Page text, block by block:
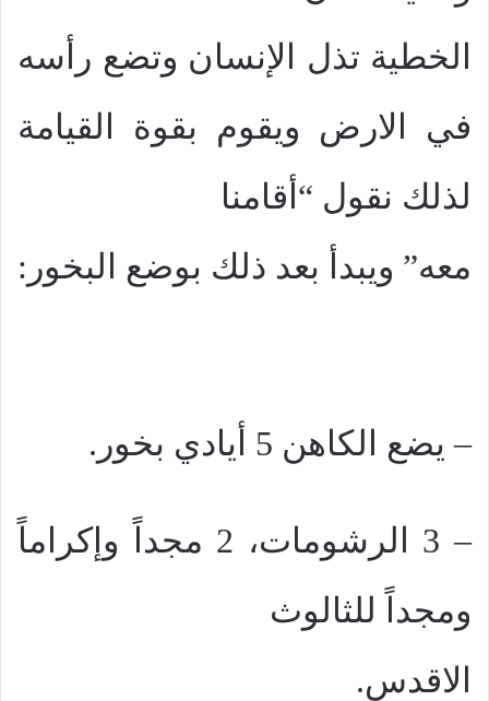
الخطية تذل الإنسان وتضع رأسه
في الارض ويقوم بقوة القيامة
لذلك نقول “أقامنا
معه” ويبدأ بعد ذلك بوضع البخور:
– يضع الكاهن 5 أيادي بخور.
– 3 الرشومات، 2 مجداً وإكراماً
ومجداً للثالوث
الاقدس.